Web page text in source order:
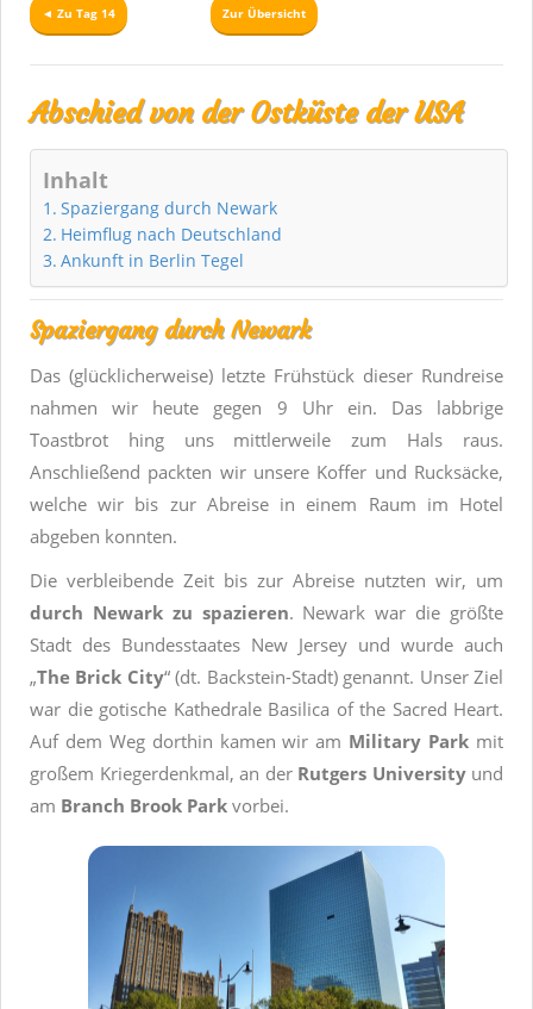
◄ Zu Tag 14 Zur Übersicht
Abschied von der Ostküste der USA
Inhalt
Spaziergang durch Newark
Heimflug nach Deutschland
Ankunft in Berlin Tegel
Spaziergang durch Newark
Das (glücklicherweise) letzte Frühstück dieser Rundreise
nahmen wir heute gegen 9 Uhr ein. Das labbrige
Toastbrot hing uns mittlerweile zum Hals raus.
Anschließend packten wir unsere Koffer und Rucksäcke,
welche wir bis zur Abreise in einem Raum im Hotel
abgeben konnten.
Die verbleibende Zeit bis zur Abreise nutzten wir, um
durch Newark zu spazieren. Newark war die größte
Stadt des Bundesstaates New Jersey und wurde auch
„The Brick City“ (dt. Backstein-Stadt) genannt. Unser Ziel
war die gotische Kathedrale Basilica of the Sacred Heart.
Auf dem Weg dorthin kamen wir am Military Park mit
großem Kriegerdenkmal, an der Rutgers Universityund
am Branch Brook Park vorbei.